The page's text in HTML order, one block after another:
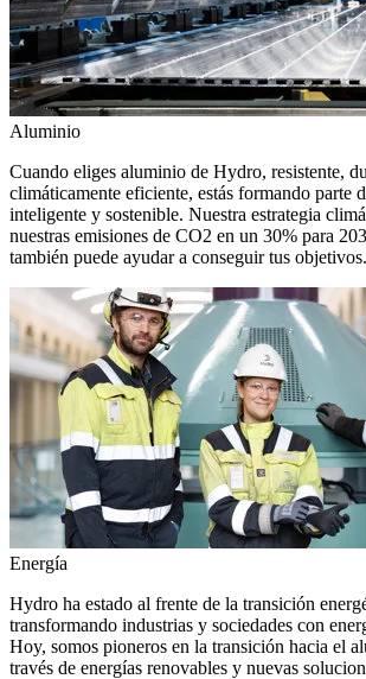
Aluminio
Cuando eliges aluminio de Hydro, resistente,
climáticamente eficiente, estás formando parte
inteligente y sostenible. Nuestra estrategia
nuestras emisiones de CO2 en un 30% para
también puede ayudar a conseguir tus objetivos.
Energía
Hydro ha estado al frente de la transición
transformando industrias y sociedades con
Hoy, somos pioneros en la transición hacia el
través de energías renovables y nuevas